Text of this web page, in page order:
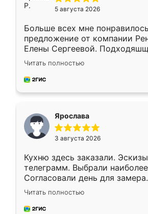
5 августа 2026
Больше всех мне понравилось
предложение от компании
Елены Сергеевой.
короткие сроки
для замера сотрудник
предложил по моему эскизу
Читать полностью
Ярослава
3 августа 2026
Кухню здесь заказали.
телеграмм. Выбрали
Согласовали день для
недели кухня была уже
довольны работой. Спасибо
мебель за качественную
Читать полностью